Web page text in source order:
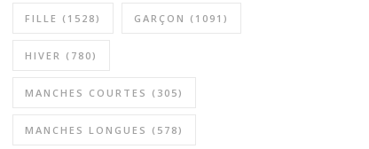
FILLE (1528) GARÇON (1091)
HIVER (780)
MANCHES COURTES (305)
MANCHES LONGUES (578)